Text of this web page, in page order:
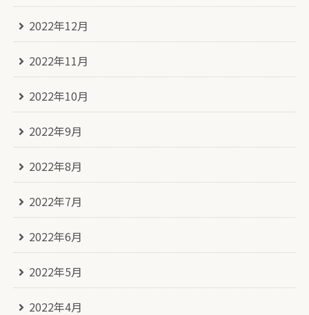
2022年12月
2022年11月
2022年10月
2022年9月
2022年8月
2022年7月
2022年6月
2022年5月
2022年4月